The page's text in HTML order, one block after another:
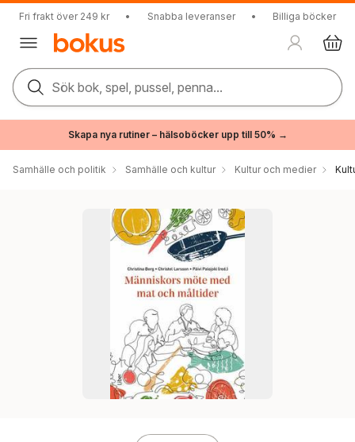
Fri frakt över 249 kr • Snabba leveranser • Billiga böcker
Sök bok, spel, pussel, penna...
Skapa nya rutiner – hälsoböcker upp till 50% →
Samhälle och politik Samhälle och kultur Kultur och medier